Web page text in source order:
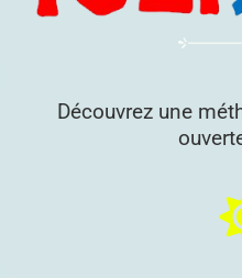
Découvrez une